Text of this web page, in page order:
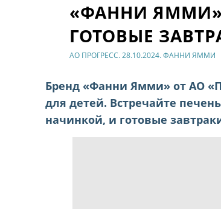
«ФАННИ
ГОТОВЫЕ
АО ПРОГРЕСС. 28.10.2024. ФАННИ ЯММИ
Бренд «Фанни Ямми» от АО
для детей. Встречайте
начинкой, и готовые